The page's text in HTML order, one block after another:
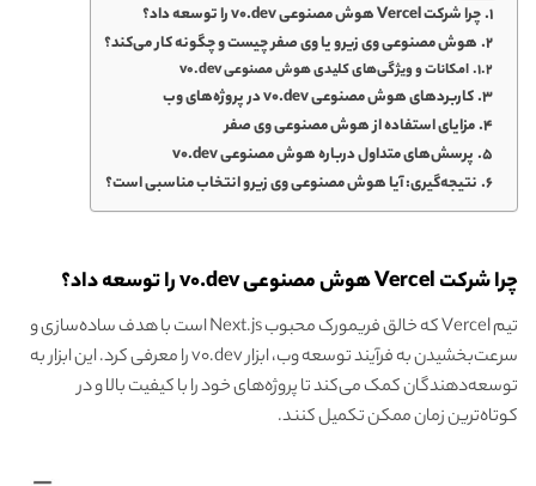
چرا شرکت Vercel هوش مصنوعی v0.dev را توسعه داد؟
هوش مصنوعی وی زیرو یا وی صفر چیست و چگونه کار می‌کند؟
امکانات و ویژگی‌های کلیدی هوش مصنوعی v0.dev
کاربردهای هوش مصنوعی v0.dev در پروژه‌های وب
مزایای استفاده از هوش مصنوعی وی صفر
پرسش‌های متداول درباره هوش مصنوعی v0.dev
نتیجه‌گیری: آیا هوش مصنوعی وی زیرو انتخاب مناسبی است؟
چرا شرکت Vercel هوش مصنوعی v0.dev را توسعه داد؟
تیم Vercel که خالق فریمورک محبوب Next.js است با هدف ساده‌سازی و
سرعت‌بخشیدن به فرآیند توسعه وب، ابزار v0.dev را معرفی کرد. این ابزار به
توسعه‌دهندگان کمک می‌کند تا پروژه‌های خود را با کیفیت بالا و در
کوتاه‌ترین زمان ممکن تکمیل کنند.